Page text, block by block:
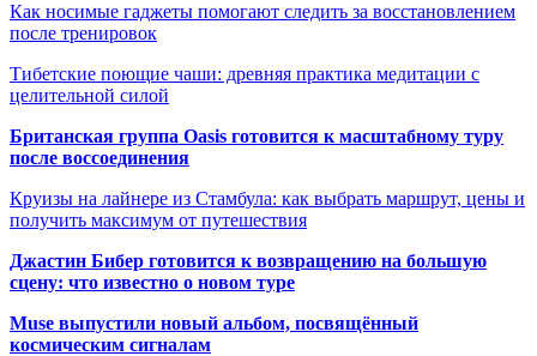
Как носимые гаджеты помогают следить за восстановлением
после тренировок
Тибетские поющие чаши: древняя практика медитации с
целительной силой
Британская группа Oasis готовится к масштабному туру
после воссоединения
Круизы на лайнере из Стамбула: как выбрать маршрут, цены и
получить максимум от путешествия
Джастин Бибер готовится к возвращению на большую
сцену: что известно о новом туре
Muse выпустили новый альбом, посвящённый
космическим сигналам